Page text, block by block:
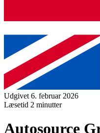
Udgivet 6. februar 2026
Læsetid 2 minutter
Autosource